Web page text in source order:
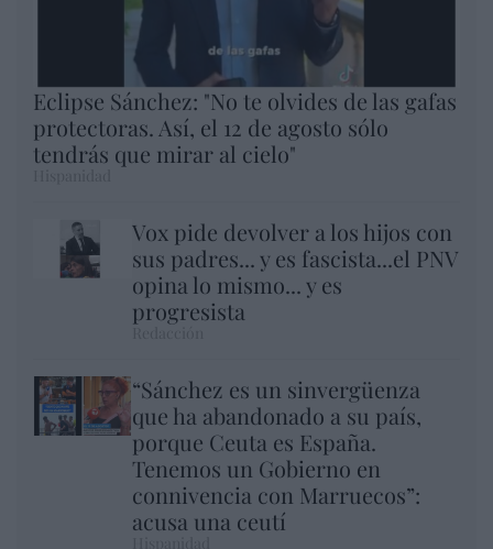
Eclipse Sánchez: "No te olvides de las gafas
protectoras. Así, el 12 de agosto sólo
tendrás que mirar al cielo"
Vox pide devolver a los hijos con
sus padres... y es fascista...el PNV
opina lo mismo... y es
progresista
“Sánchez es un sinvergüenza
que ha abandonado a su país,
porque Ceuta es España.
Tenemos un Gobierno en
connivencia con Marruecos”:
acusa una ceutí